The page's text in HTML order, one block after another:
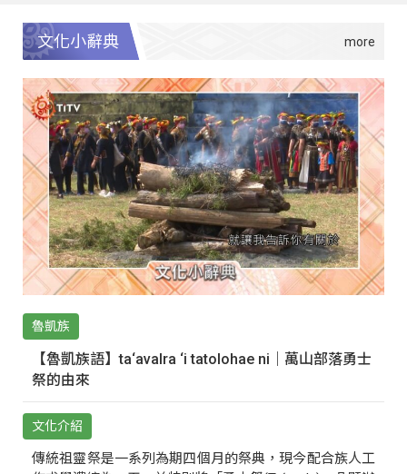
文化小辭典
魯凱族
【魯凱族語】ta‘avalra ‘i tatolohae ni｜萬山部落勇士
祭的由來
文化介紹
傳統祖靈祭是一系列為期四個月的祭典，現今配合族人工